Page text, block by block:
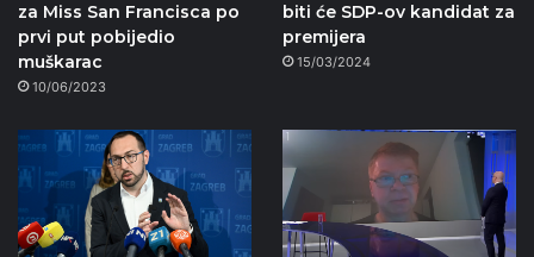
za Miss San Francisca po
prvi put pobijedio
muškarac
10/06/2023
biti će SDP-ov kandidat za
premijera
15/03/2024